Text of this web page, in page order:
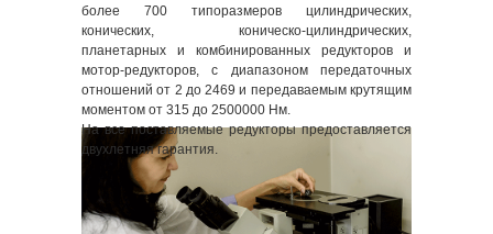
более 700 типоразмеров цилиндрических,
конических, коническо-цилиндрических,
планетарных и комбинированных редукторов и
мотор-редукторов, с диапазоном передаточных
отношений от 2 до 2469 и передаваемым крутящим
моментом от 315 до 2500000 Нм.
На все поставляемые редукторы предоставляется
двухлетняя гарантия.